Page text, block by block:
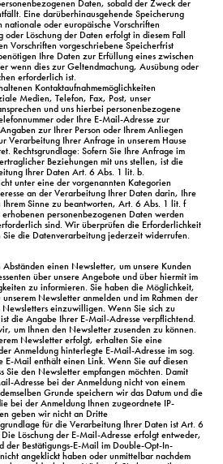
Daten, sobald der Zweck der
Eine darüberhinausgehende Speicherung
oder europäische Vorschriften
oder Löschung der Daten erfolgt in diesem Fall
Vorschriften vorgeschriebene Speicherfrist
Ihre Daten zur Erfüllung eines zwischen
wenn dies zur Geltendmachung, Ausübung oder
erforderlich ist.
Kontaktaufnahmemöglichkeiten
Medien, Telefon, Fax, Post, unser
und uns hierbei personenbezogene
oder Ihre E-Mail-Adresse zur
zur Ihrer Person oder Ihrem Anliegen
Verarbeitung Ihrer Anfrage in unserem Hause
Rechtsgrundlage: Sofern Sie Ihre Anfrage im
Beziehungen mit uns stellen, ist die
Ihrer Daten Art. 6 Abs. 1 lit. b.
unter eine der vorgenannten Kategorien
an der Verarbeitung Ihrer Daten darin, Ihre
Ihrem Sinne zu beantworten, Art. 6 Abs. 1 lit. f
erhobenen personenbezogenen Daten werden
sind. Wir überprüfen die Erforderlichkeit
die Datenverarbeitung jederzeit widerrufen.
einen Newsletter, um unsere Kunden
über unsere Angebote und über hiermit im
zu informieren. Sie haben die Möglichkeit,
Newsletter anmelden und im Rahmen der
einzuwilligen. Wenn Sie sich zu
die Angabe Ihrer E-Mail-Adresse verpflichtend.
um Ihnen den Newsletter zusenden zu können.
Newsletter erfolgt, erhalten Sie eine
Anmeldung hinterlegte E-Mail-Adresse im sog.
E-Mail enthält einen Link. Wenn Sie auf diesen
Sie den Newsletter empfangen möchten. Damit
Adresse bei der Anmeldung nicht von einem
Grunde speichern wir das Datum und die
bei der Anmeldung Ihnen zugeordnete IP-
geben wir nicht an Dritte
für die Verarbeitung Ihrer Daten ist Art. 6
Löschung der E-Mail-Adresse erfolgt entweder,
der Bestätigungs-E-Mail im Double-Opt-In-
angeklickt haben oder unmittelbar nachdem